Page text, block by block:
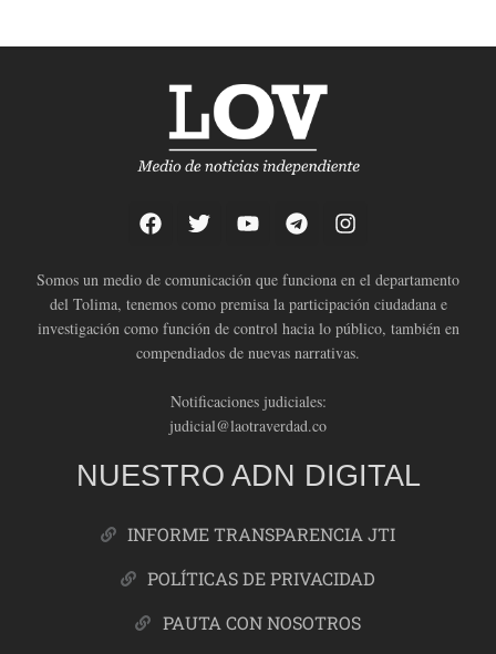
Somos un medio de comunicación que funciona en el departamento
del Tolima, tenemos como premisa la participación ciudadana e
investigación como función de control hacia lo público, también en
compendiados de nuevas narrativas.
Notificaciones judiciales:
judicial@laotraverdad.co
NUESTRO ADN DIGITAL
INFORME TRANSPARENCIA JTI
POLÍTICAS DE PRIVACIDAD
PAUTA CON NOSOTROS